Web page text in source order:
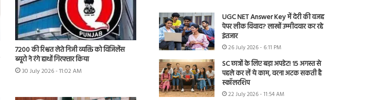
7200 की रिश्वत लेते निजी व्यक्ति को विजिलेंस
ब्यूरो ने रंगे हाथों गिरफ्तार किया
30 July 2026 - 11:02 AM
UGC NET Answer Key में देरी की वजह
पेपर लीक विवाद? लाखों उम्मीदवार कर रहे
इंतजार
26 July 2026 - 6:11 PM
SC छात्रों के लिए बड़ा अपडेट! 15 अगस्त से
पहले कर लें ये काम, वरना अटक सकती है
स्कॉलरशिप
22 July 2026 - 11:54 AM